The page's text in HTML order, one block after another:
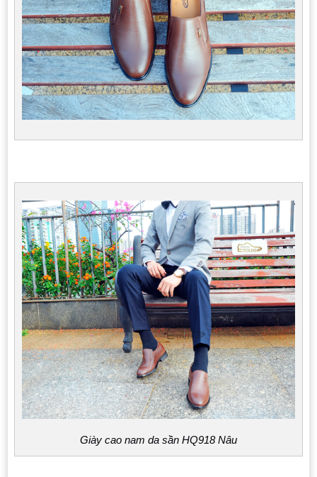
Giày cao nam da sần HQ918 Nâu